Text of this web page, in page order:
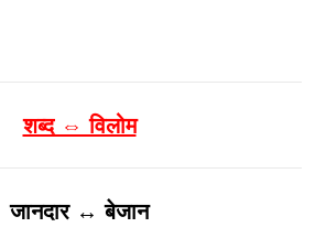
शब्द ⇔ विलोम
जानदार ↔ बेजान